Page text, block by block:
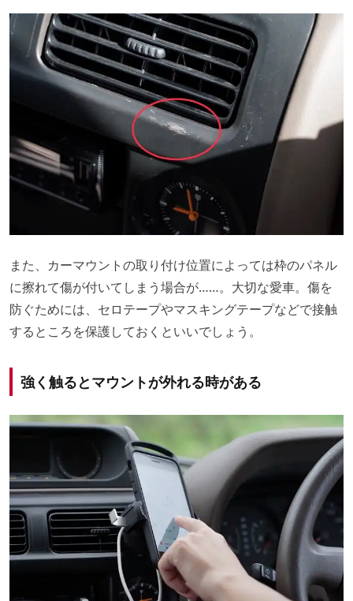
また、カーマウントの取り付け位置によっては枠のパネル
に擦れて傷が付いてしまう場合が……。大切な愛車。傷を
防ぐためには、セロテープやマスキングテープなどで接触
するところを保護しておくといいでしょう。
強く触るとマウントが外れる時がある